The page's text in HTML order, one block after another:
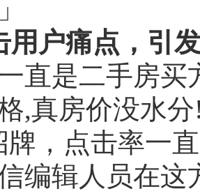
用户痛点，引
直是二手房买
,真房价没水
牌，点击率一
编辑人员在这